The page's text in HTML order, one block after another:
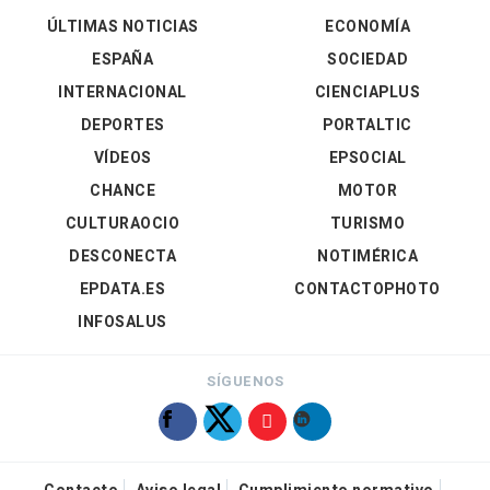
ÚLTIMAS NOTICIAS
ESPAÑA
INTERNACIONAL
DEPORTES
VÍDEOS
ECONOMÍA
SOCIEDAD
CIENCIAPLUS
PORTALTIC
EPSOCIAL
CHANCE
CULTURAOCIO
DESCONECTA
EPDATA.ES
INFOSALUS
MOTOR
TURISMO
NOTIMÉRICA
CONTACTOPHOTO
SÍGUENOS